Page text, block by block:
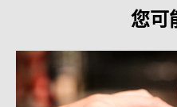
您可